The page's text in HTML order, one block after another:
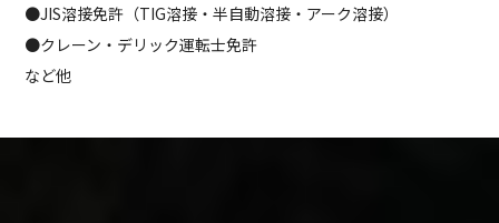
●JIS溶接免許（TIG溶接・半自動溶接・アーク溶接）
●クレーン・デリック運転士免許
など他